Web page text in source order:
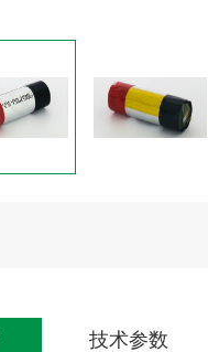
技术参数